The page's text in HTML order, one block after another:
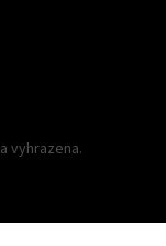
vyhrazena.